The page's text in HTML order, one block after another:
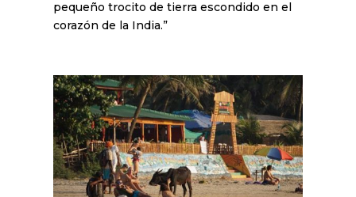
pequeño trocito de tierra escondido en el
corazón de la India.”